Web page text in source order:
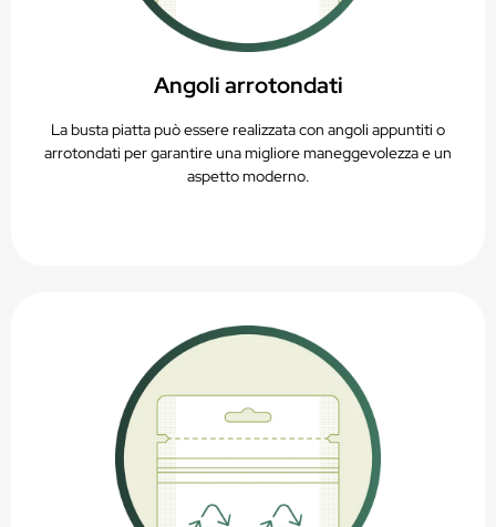
Angoli arrotondati
La busta piatta può essere realizzata con angoli appuntiti o
arrotondati per garantire una migliore maneggevolezza e un
aspetto moderno.